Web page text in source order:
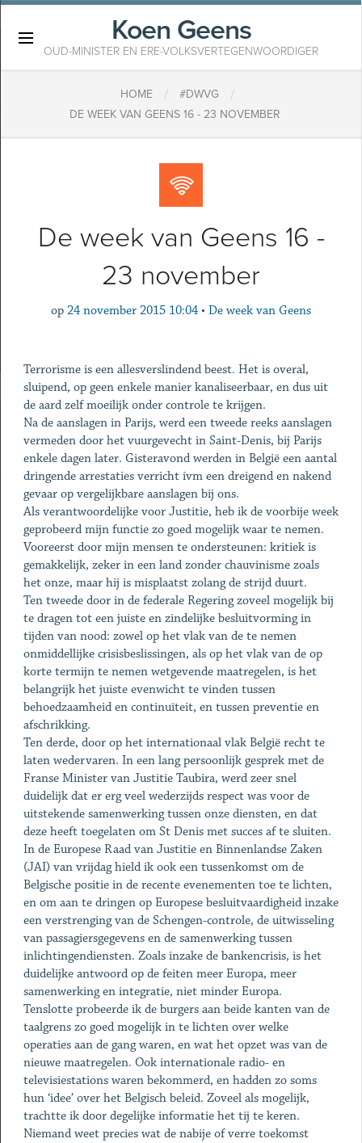
Koen Geens
OUD-MINISTER EN ERE-VOLKSVERTEGENWOORDIGER
HOME / #DWVG /
DE WEEK VAN GEENS 16 - 23 NOVEMBER
De week van Geens 16 -
23 november
op 24 november 2015 10:04 • De week van Geens
Terrorisme is een allesverslindend beest. Het is overal,
sluipend, op geen enkele manier kanaliseerbaar, en dus uit
de aard zelf moeilijk onder controle te krijgen.
Na de aanslagen in Parijs, werd een tweede reeks aanslagen
vermeden door het vuurgevecht in Saint-Denis, bij Parijs
enkele dagen later. Gisteravond werden in België een aantal
dringende arrestaties verricht ivm een dreigend en nakend
gevaar op vergelijkbare aanslagen bij ons.
Als verantwoordelijke voor Justitie, heb ik de voorbije week
geprobeerd mijn functie zo goed mogelijk waar te nemen.
Vooreerst door mijn mensen te ondersteunen: kritiek is
gemakkelijk, zeker in een land zonder chauvinisme zoals
het onze, maar hij is misplaatst zolang de strijd duurt.
Ten tweede door in de federale Regering zoveel mogelijk bij
te dragen tot een juiste en zindelijke besluitvorming in
tijden van nood: zowel op het vlak van de te nemen
onmiddellijke crisisbeslissingen, als op het vlak van de op
korte termijn te nemen wetgevende maatregelen, is het
belangrijk het juiste evenwicht te vinden tussen
behoedzaamheid en continuïteit, en tussen preventie en
afschrikking.
Ten derde, door op het internationaal vlak België recht te
laten wedervaren. In een lang persoonlijk gesprek met de
Franse Minister van Justitie Taubira, werd zeer snel
duidelijk dat er erg veel wederzijds respect was voor de
uitstekende samenwerking tussen onze diensten, en dat
deze heeft toegelaten om St Denis met succes af te sluiten.
In de Europese Raad van Justitie en Binnenlandse Zaken
(JAI) van vrijdag hield ik ook een tussenkomst om de
Belgische positie in de recente evenementen toe te lichten,
en om aan te dringen op Europese besluitvaardigheid inzake
een verstrenging van de Schengen-controle, de uitwisseling
van passagiersgegevens en de samenwerking tussen
inlichtingendiensten. Zoals inzake de bankencrisis, is het
duidelijke antwoord op de feiten meer Europa, meer
samenwerking en integratie, niet minder Europa.
Tenslotte probeerde ik de burgers aan beide kanten van de
taalgrens zo goed mogelijk in te lichten over welke
operaties aan de gang waren, en wat het opzet was van de
nieuwe maatregelen. Ook internationale radio- en
televisiestations waren bekommerd, en hadden zo soms
hun ‘idee’ over het Belgisch beleid. Zoveel als mogelijk,
trachtte ik door degelijke informatie het tij te keren.
Niemand weet precies wat de nabije of verre toekomst